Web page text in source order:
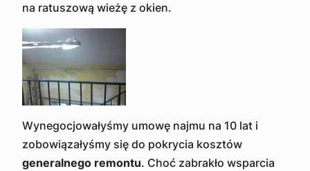
na ratuszową wieżę z okien.
Wynegocjowałyśmy umowę najmu na 10 lat i
zobowiązałyśmy się do pokrycia kosztów
generalnego remontu. Choć zabrakło wsparcia